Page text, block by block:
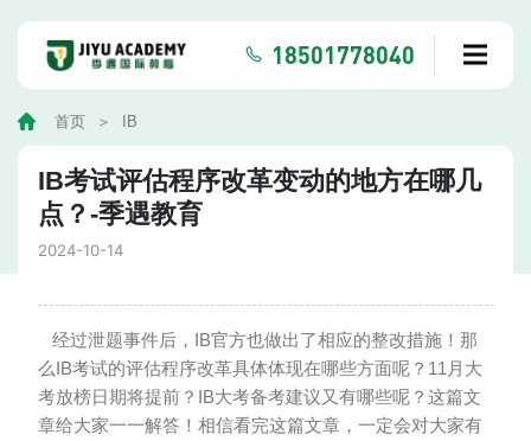
18501778040
首页 IB
IB考试评估程序改革变动的地方在哪几
点？-季遇教育
2024-10-14
经过泄题事件后，IB官方也做出了相应的整改措施！那
么IB考试的评估程序改革具体体现在哪些方面呢？11月大
考放榜日期将提前？IB大考备考建议又有哪些呢？这篇文
章给大家一一解答！相信看完这篇文章，一定会对大家有